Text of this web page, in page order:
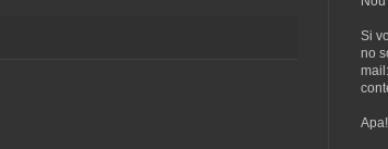
Si
no
mail:
Apa!